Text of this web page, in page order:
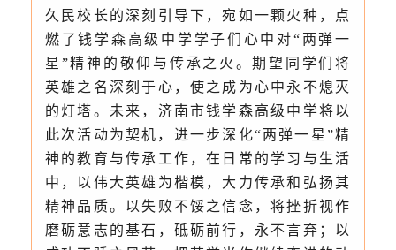
久民校长的深刻引导下，宛如一颗火种，点
燃了钱学森高级中学学子们心中对“两弹一
星”精神的敬仰与传承之火。期望同学们将
英雄之名深刻于心，使之成为心中永不熄灭
的灯塔。未来，济南市钱学森高级中学将以
此次活动为契机，进一步深化“两弹一星”精
神的教育与传承工作，在日常的学习与生活
中，以伟大英雄为楷模，大力传承和弘扬其
精神品质。以失败不馁之信念，将挫折视作
磨砺意志的基石，砥砺前行，永不言弃；以